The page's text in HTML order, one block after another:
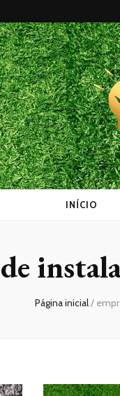
INÍCIO
Página inicial/